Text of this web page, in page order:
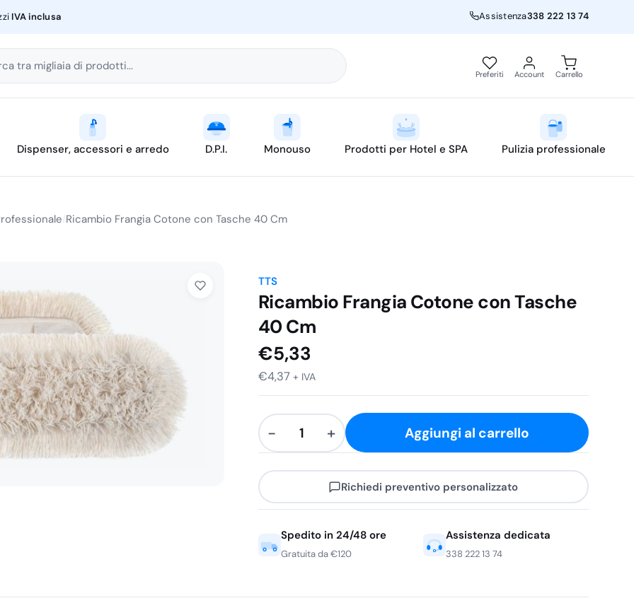
IVA inclusa Assistenza338 222 13 74
tra migliaia di prodotti...
Preferiti Account Carrello
Dispenser, accessori e arredo D.P.I. Monouso Prodotti per Hotel e SPA Pulizia professionale
Ricambio Frangia Cotone con Tasche 40 Cm
TTS
Ricambio Frangia Cotone con Tasche
40 Cm
€5,33
€4,37 + IVA
Ricambio
Cotone
con
Cm
− + Aggiungi al carrello
Richiedi preventivo personalizzato
Spedito in 24/48 ore
Gratuita da €120
Assistenza dedicata
338 222 13 74